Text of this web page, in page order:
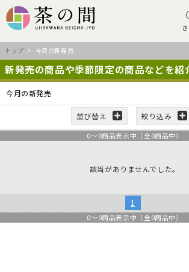
トップ > 今月の新発売
新発売の商品や季節限定の商品などを紹
今月の新発売
並び替え 絞り込み
0～0商品表示中（全0商品中）
該当がありませんでした。
1
0～0商品表示中（全0商品中）